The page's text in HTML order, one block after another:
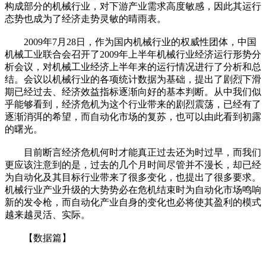
构成部分的机械行业，对下游产业需求高度敏感，因此其运行
态势也成为了经济走势灵敏的晴雨表。
2009年7月28日，作为国内机械行业的权威性团体，中国
机械工业联合会召开了2009年上半年机械行业经济运行形势分
析会议，对机械工业经济上半年来的运行情况进行了分析和总
结。会议以机械行业的各项统计数据为基础，提出了剧烈下滑
期已经过去、经济效益指标逐渐向好的基本判断。从中我们似
乎能够看到，经济危机为这个行业带来的剧烈震荡，已经有了
逐渐消弭的希望，而自动化市场的复苏，也可以由此看到初露
的曙光。
目前断言经济危机何时才能真正过去还为时过早，而我们
更应该注意到的是，过去的几个月时间尽管并不漫长，却已经
为自动化及其目标行业带来了很多变化，也提出了很多要求。
机械行业产业升级的大势势必在危机结束时为自动化市场鸣响
新的发令枪，而自动化产业自身的变化也必将使其盈利的模式
越来越灵活、实际。
【数据篇】